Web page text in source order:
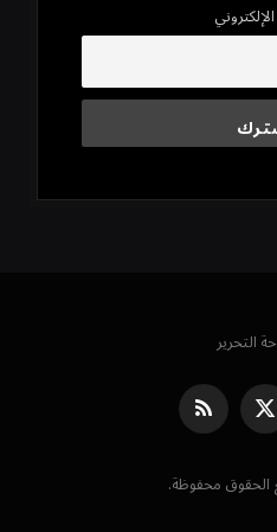
X
(Twitter)
RSS